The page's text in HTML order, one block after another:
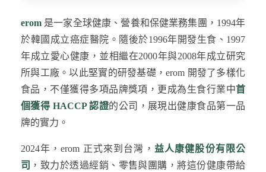
erom 是一家全球健康、營養和保健業務集團，1994年
於韓國成立癌症醫院。隨後於1996年開發生食、1997
年成立愛心健康，並相繼在2000年與2008年成立研究
所與工廠。以此堅實的研發基礎，erom 開發了多樣化
食品，不僅獲得多項品牌獎項，更成為生食行業中首
個獲得 HACCP 認證的公司，展現出健康食品第一品
牌的實力。
2024年，erom 正式來到台灣， 益人康健股份有限公
司 ，致力於透過經銷、零售與團購，將這份健康帶給